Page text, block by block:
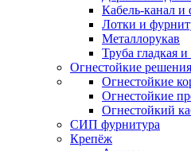
Кабель-канал и
Лотки и
Металлорукав
Труба гладкая
Огнестойкие решения
Огнестойкие
Огнестойкие
Огнестойкий
СИП фурнитура
Крепёж